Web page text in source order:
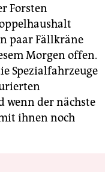
Forsten
paar Fällkräne
Morgen offen.
Spezialfahrzeuge
wenn der nächste
ihnen noch